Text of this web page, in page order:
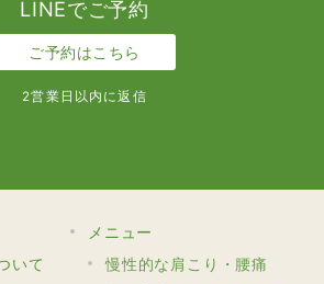
LINEでご予約
ご予約はこちら
2営業日以内に返信
いて
メニュー
慢性的な肩こり・腰痛